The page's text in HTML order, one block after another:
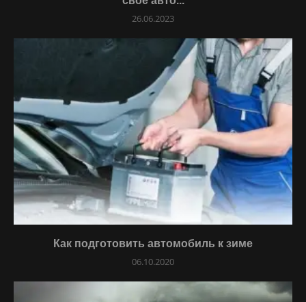
26.06.2023
Как подготовить автомобиль к зиме
06.10.2020